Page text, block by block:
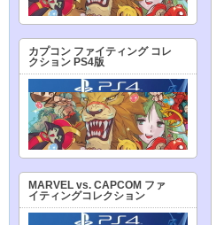
カプコン ファイティング コレ
クション PS4版
MARVEL vs. CAPCOM ファ
イティングコレクション